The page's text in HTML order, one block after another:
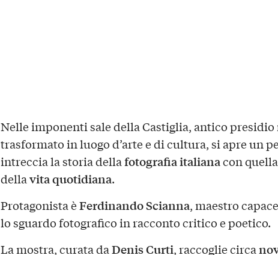
Nelle imponenti sale della Castiglia, antico
trasformato in luogo d’arte e di cultura, si apre un
intreccia la storia dellafotografia italianacon
dellavita quotidiana.
Protagonista èFerdinando Scianna, maestro
lo sguardo fotografico in racconto critico e poetico.
La mostra, curata daDenis Curti, raccoglie circa